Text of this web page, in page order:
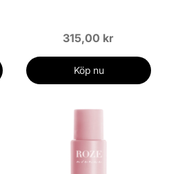
315,00 kr
Köp nu